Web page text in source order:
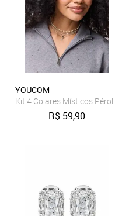
YOUCOM
Kit 4 Colares Místicos Pérolas
R$ 59,90